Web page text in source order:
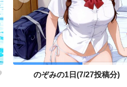
のぞみの1日(7/27投稿分)